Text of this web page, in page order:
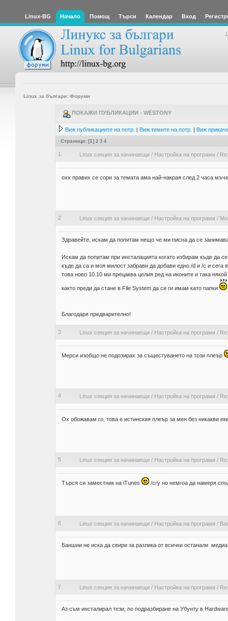
Linux-BG Начало Помощ Търси Календар Вход
Linux за българи: Форуми
ПОКАЖИ ПУБЛИКАЦИИ - WESTONY
Виж публикациите на потр. | Виж темите на потр. | Виж
Страници: [1] 2 3 4
1 Linux секция за начинаещи/ Настройка на програми/
охх правих се сори за темата ама най-накрая след 2 часа
2 Linux секция за начинаещи/ Настройка на програми/
Здравейте, искам да попитам нещо че ми писна да се
Искам да попитам при инсталацията когато избирам къде да
къде да са и моя милост забрави да добави едно /d и /c и сега
това ново 10.10 ми прецаква целия ред на иконите и така
както преди да стане в File System да си ги имам като папки
Благодаря предварително!
3 Linux секция за начинаещи/ Настройка на програми/
Мерси изобщо не подозирах за същестуването на този плеър
4 Linux секция за начинаещи/ Настройка на програми/
Ох обожавам го, това е истинския плеър за мен без никакви
5 Linux секция за начинаещи/ Настройка на програми/
Търся си заместник на iTunes /cry но немгоа да намеря
6 Linux секция за начинаещи/ Настройка на програми/
Баншии не иска да свири за разлика от всички останали
7 Linux секция за начинаещи/ Настройка на програми/
Аз съм инсталирал тези, по подразбиране на Убунту в